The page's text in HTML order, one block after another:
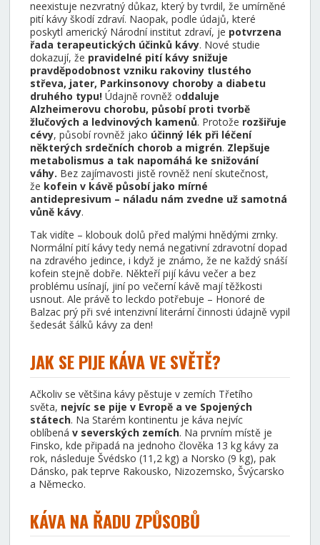
neexistuje nezvratný důkaz, který by tvrdil, že umírněné
pití kávy škodí zdraví. Naopak, podle údajů, které
poskytl americký Národní institut zdraví, je potvrzena
řada terapeutických účinků kávy. Nové studie
dokazují, že pravidelné pití kávy snižuje
pravděpodobnost vzniku rakoviny tlustého
střeva, jater, Parkinsonovy choroby a diabetu
druhého typu! Údajně rovněž oddaluje
Alzheimerovu chorobu, působí proti tvorbě
žlučových a ledvinových kamenů. Protože rozšiřuje
cévy, působí rovněž jako účinný lék při léčení
některých srdečních chorob a migrén. Zlepšuje
metabolismus a tak napomáhá ke snižování
váhy. Bez zajímavosti jistě rovněž není skutečnost,
že kofein v kávě působí jako mírné
antidepresivum – náladu nám zvedne už samotná
vůně kávy.
Tak vidíte – klobouk dolů před malými hnědými zrnky.
Normální pití kávy tedy nemá negativní zdravotní dopad
na zdravého jedince, i když je známo, že ne každý snáší
kofein stejně dobře. Někteří pijí kávu večer a bez
problému usínají, jiní po večerní kávě mají těžkosti
usnout. Ale právě to leckdo potřebuje – Honoré de
Balzac prý při své intenzivní literární činnosti údajně vypil
šedesát šálků kávy za den!
JAK SE PIJE KÁVA VE SVĚTĚ?
Ačkoliv se většina kávy pěstuje v zemích Třetího
světa, nejvíc se pije v Evropě a ve Spojených
státech. Na Starém kontinentu je káva nejvíc
oblíbená v severských zemích. Na prvním místě je
Finsko, kde připadá na jednoho člověka 13 kg kávy za
rok, následuje Švédsko (11,2 kg) a Norsko (9 kg), pak
Dánsko, pak teprve Rakousko, Nizozemsko, Švýcarsko
a Německo.
KÁVA NA ŘADU ZPŮSOBŮ